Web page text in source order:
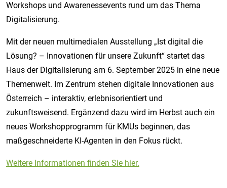
Workshops und Awarenessevents rund um das Thema
Digitalisierung.
Mit der neuen multimedialen Ausstellung „Ist digital die
Lösung? – Innovationen für unsere Zukunft“ startet das
Haus der Digitalisierung am 6. September 2025 in eine neue
Themenwelt. Im Zentrum stehen digitale Innovationen aus
Österreich – interaktiv, erlebnisorientiert und
zukunftsweisend. Ergänzend dazu wird im Herbst auch ein
neues Workshopprogramm für KMUs beginnen, das
maßgeschneiderte KI-Agenten in den Fokus rückt.
Weitere Informationen finden Sie hier.